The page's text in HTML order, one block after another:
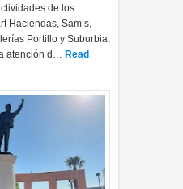
de los
Haciendas, Sam’s,
Portillo y Suburbia,
atención d… Read